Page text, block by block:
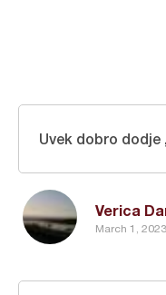
Verica
March 1,
Uvek dobro dodje